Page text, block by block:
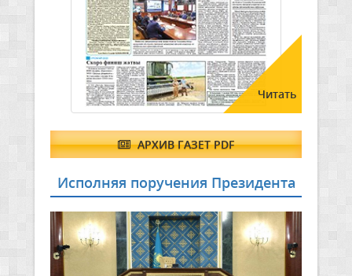
Читать
АРХИВ ГАЗЕТ PDF
Исполняя поручения Президента